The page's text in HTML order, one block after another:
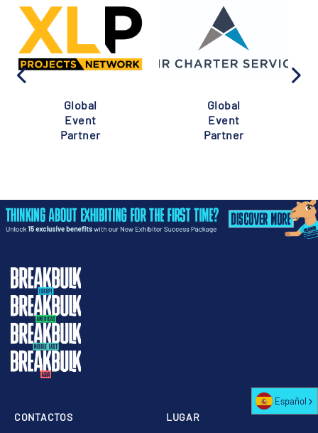
Global
Event
Partner
Global
Event
Partner
LUGAR
CONTACTOS
Español